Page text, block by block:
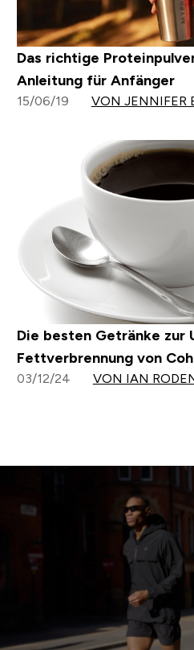
Das richtige
Anleitung für Anfänger
15/06/19 VON JENNIFER
Die besten Getränke zur
Fettverbrennung von
03/12/24 VON IAN